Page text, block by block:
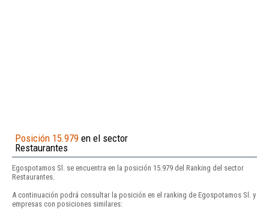
Posición 15.979 en el sector
Restaurantes
Egospotamos Sl. se encuentra en la posición 15.979 del Ranking del sector
Restaurantes.
A continuación podrá consultar la posición en el ranking de Egospotamos Sl. y
empresas con posiciones similares: